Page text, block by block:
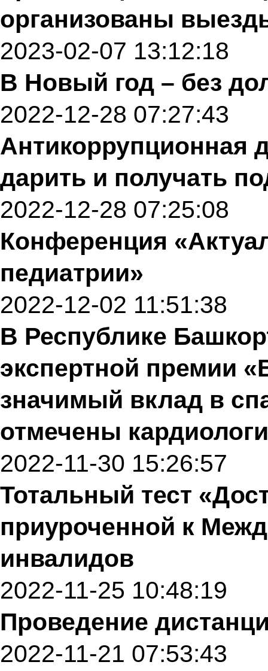
организованы
2023-02-07 13:12:18
В Новый год – без
2022-12-28 07:27:43
Антикоррупционная
дарить и получать
2022-12-28 07:25:08
Конференция
педиатрии»
2022-12-02 11:51:38
В Республике
экспертной премии
значимый вклад в
отмечены
2022-11-30 15:26:57
Тотальный тест
приуроченной к
инвалидов
2022-11-25 10:48:19
Проведение
2022-11-21 07:53:43